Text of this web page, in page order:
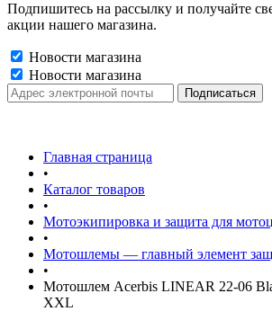
Подпишитесь на рассылку и получайте
акции нашего магазина.
Новости магазина
Новости магазина
Главная страница
•
Каталог товаров
•
Мотоэкипировка и защита для
•
Мотошлемы — главный элемент
•
Мотошлем Acerbis LINEAR 22-06
XXL